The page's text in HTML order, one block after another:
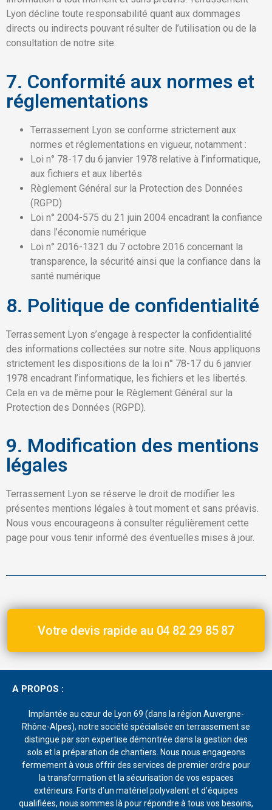
Lyon décline toute responsabilité quant aux dommages
directs ou indirects pouvant résulter de l’utilisation ou de la
consultation de notre site.
7. Conformité aux normes et
réglementations
Terrassement Lyon se conforme strictement aux
normes et réglementations en vigueur, notamment :
Loi n° 78-17 du 6 janvier 1978 relative à l’informatique,
aux fichiers et aux libertés
Règlement Général sur la Protection des Données
(RGPD)
Loi n° 2004-575 du 21 juin 2004 encadrant la confiance
dans l’économie numérique
Loi n° 2016-1321 du 7 octobre 2016 concernant la
transparence, la sécurité ainsi que la confiance dans la
santé numérique
8. Politique de confidentialité
Terrassement Lyon s’engage à respecter la confidentialité
des informations collectées sur notre site. Nous appliquons
strictement les dispositions de la loi n° 78-17 du 6 janvier
1978 encadrant l’informatique, les fichiers et les libertés.
Cela en va de même pour le Règlement Général sur la
Protection des Données (RGPD).
9. Modification des mentions
légales
Terrassement Lyon se réserve le droit de modifier les
présentes mentions légales à tout moment et sans préavis.
Nous vous encourageons à consulter régulièrement cette
page pour vous tenir informé des éventuelles mises à jour.
Votre devis rapide au 04 82 29 85 87
A PROPOS :
Implantée au cœur de Lyon 69 (dans la région Auvergne-
Rhône-Alpes), notre société spécialisée en terrassement se
distingue par son expertise démontrée dans la gestion des
sols et la préparation de chantiers. Nous nous engageons
fermement à vous offrir des services de premier ordre pour
la transformation et la sécurisation de vos espaces
extérieurs. Forts d’un matériel polyvalent et d’équipes
qualifiées, nous sommes là pour répondre à tous vos besoins,